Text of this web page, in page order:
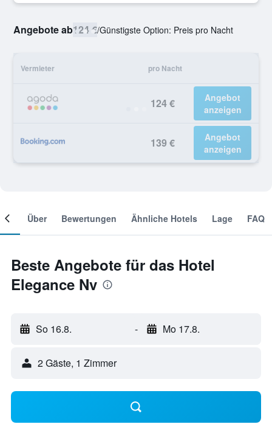
Angebote ab124 €/Günstigste Option: Preis pro Nacht
Vermieter pro Nacht
124 €
Angebot
anzeigen
139 €
Angebot
anzeigen
Über Bewertungen Ähnliche Hotels Lage FAQ
Beste Angebote für das Hotel
Elegance Nv
So 16.8. - Mo 17.8.
2 Gäste, 1 Zimmer